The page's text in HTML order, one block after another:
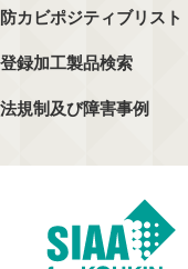
防カビポジティブリスト
登録加工製品検索
法規制及び障害事例